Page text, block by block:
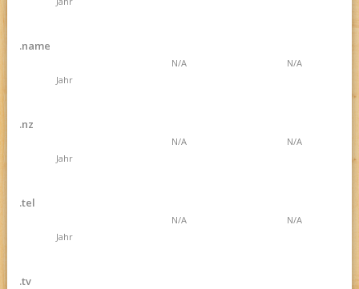
.name
Jahr
N/A N/A
.nz
Jahr
N/A N/A
.tel
Jahr
N/A N/A
.tv